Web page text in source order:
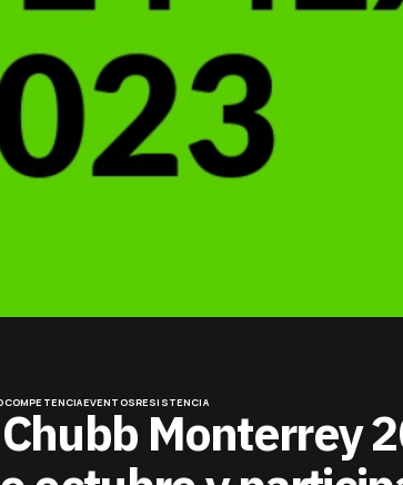
COMPETENCIAEVENTOSRESISTENCIA
Monterrey